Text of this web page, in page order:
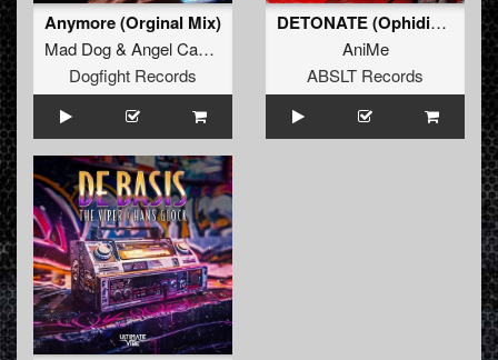
Anymore (Orginal Mix)
Mad Dog& Angel Cannon
Dogfight Records
DETONATE (Ophidian Remix) (Original Mix)
AniMe
ABSLT Records